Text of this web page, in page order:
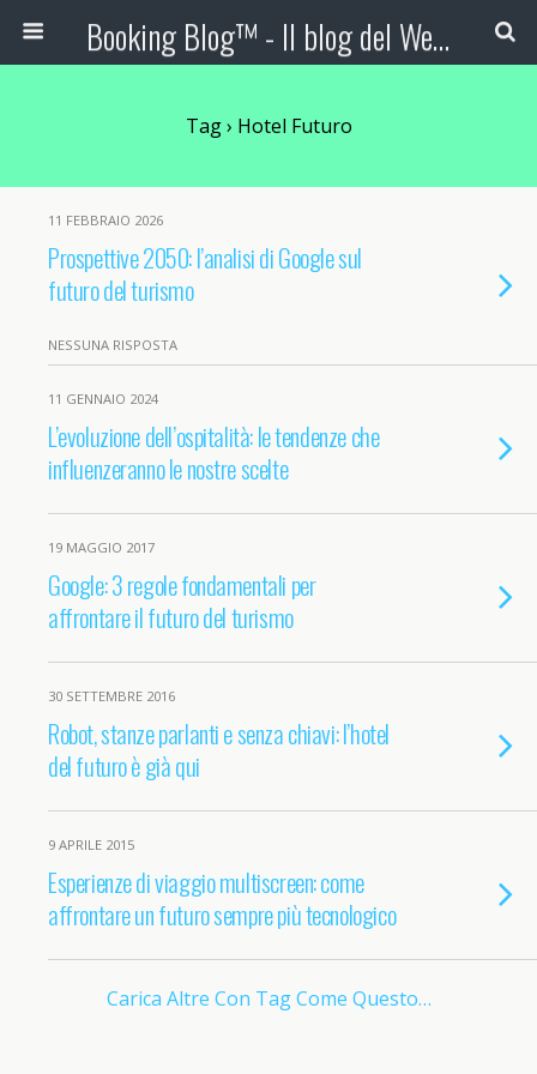
Booking Blog™ - Il blog del Web Marketing Turistico
Tag › Hotel Futuro
11 FEBBRAIO 2026
Prospettive 2050: l’analisi di Google sul
futuro del turismo
NESSUNA RISPOSTA
11 GENNAIO 2024
L’evoluzione dell’ospitalità: le tendenze che
influenzeranno le nostre scelte
19 MAGGIO 2017
Google: 3 regole fondamentali per
affrontare il futuro del turismo
30 SETTEMBRE 2016
Robot, stanze parlanti e senza chiavi: l’hotel
del futuro è già qui
9 APRILE 2015
Esperienze di viaggio multiscreen: come
affrontare un futuro sempre più tecnologico
Carica Altre Con Tag Come Questo…